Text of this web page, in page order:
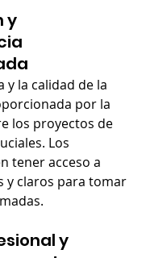
y
y la calidad de la
por la
los proyectos de
Los
tener acceso a
y claros para tomar
y